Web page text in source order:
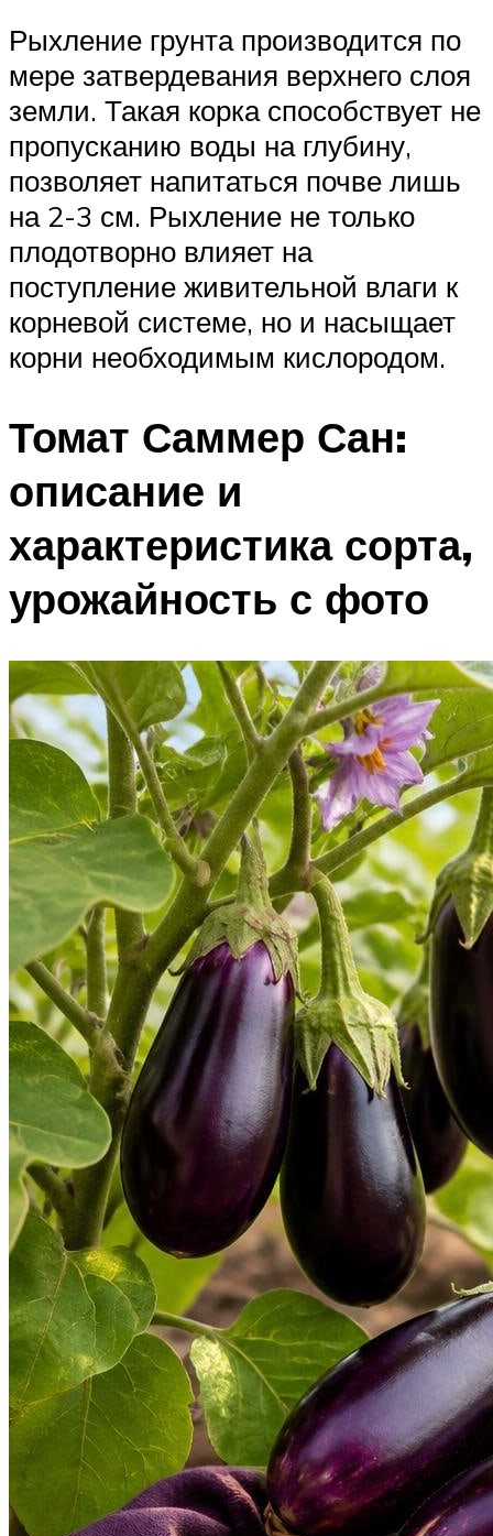
Рыхление грунта производится по
мере затвердевания верхнего слоя
земли. Такая корка способствует не
пропусканию воды на глубину,
позволяет напитаться почве лишь
на 2-3 см. Рыхление не только
плодотворно влияет на
поступление живительной влаги к
корневой системе, но и насыщает
корни необходимым кислородом.
Томат Саммер Сан:
описание и
характеристика сорта,
урожайность с фото